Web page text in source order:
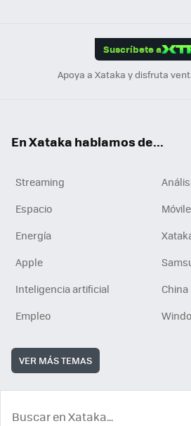
Suscríbete a
Apoya a Xataka y disfruta
En Xataka hablamos de...
Streaming
Espacio
Energía
Apple
Inteligencia artificial
China
Empleo
VER MÁS TEMAS